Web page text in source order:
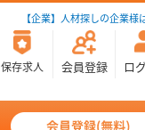
【企業】人材探しの企業様
保存求人 会員登録 ロ